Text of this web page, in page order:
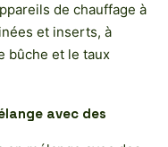
de chauffage à
et inserts, à
bûche et le taux
avec des